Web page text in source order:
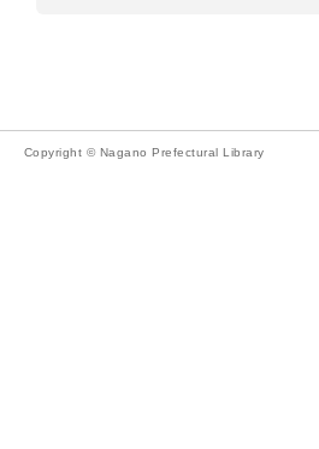
Copyright © Nagano Prefectural Library